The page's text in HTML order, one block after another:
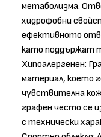
метаболизма.
хидрофобни
ефективното
като поддържат
Хипоалергенен:
материал, което
чувствителна
графен често се
с технически